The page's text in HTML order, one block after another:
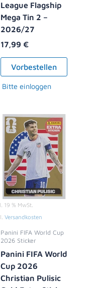
League Flagship
Mega Tin 2 –
2026/27
17,99 €
Vorbestellen
Bitte einloggen
19 % MwSt.
Versandkosten
Panini FIFA World Cup
2026 Sticker
Panini FIFA World
Cup 2026
Christian Pulisic